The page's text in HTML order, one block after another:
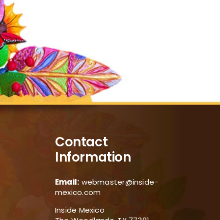
Contact
Information
Email: webmaster@inside-
mexico.com
Inside Mexico